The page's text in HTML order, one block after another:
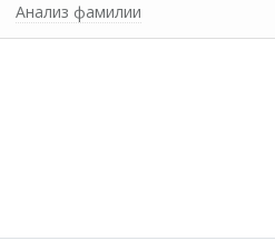
Анализ фамилии